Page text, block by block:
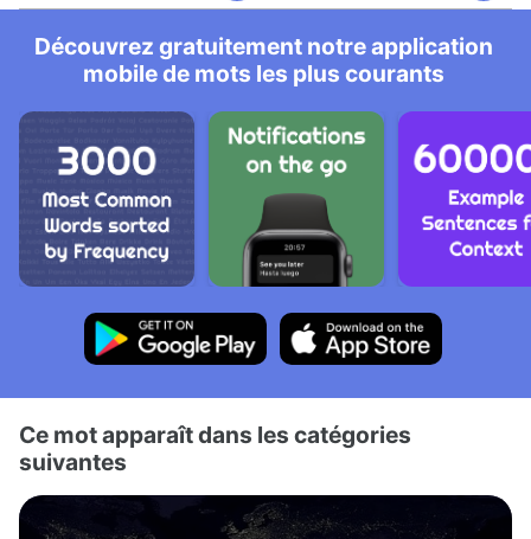
Découvrez gratuitement notre application
mobile de mots les plus courants
Ce mot apparaît dans les catégories
suivantes